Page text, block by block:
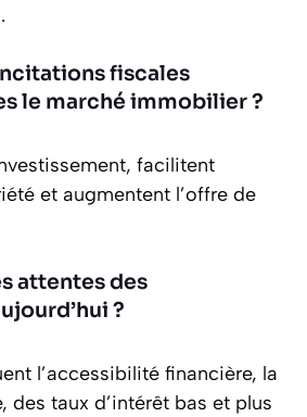
fiscales
le marché immobilier ?
facilitent
et augmentent l’offre de
attentes des
?
l’accessibilité financière, la
des taux d’intérêt bas et plus